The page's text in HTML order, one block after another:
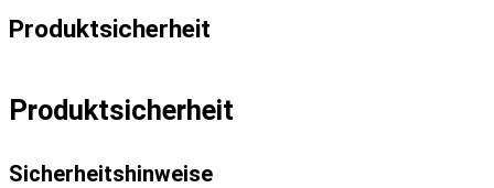
Produktsicherheit
Produktsicherheit
Sicherheitshinweise